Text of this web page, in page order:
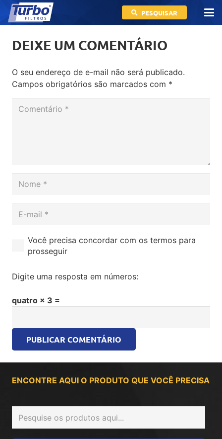
PESQUISAR
DEIXE UM COMENTÁRIO
O seu endereço de e-mail não será publicado.
Campos obrigatórios são marcados com *
Você precisa concordar com os termos para
prosseguir
Digite uma resposta em números:
quatro × 3 =
PUBLICAR COMENTÁRIO
ENCONTRE AQUI O PRODUTO QUE VOCÊ PRECISA